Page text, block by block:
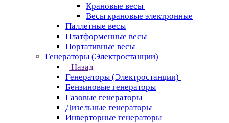
Крановые весы
Весы крановые электронные
Паллетные весы
Платформенные весы
Портативные весы
Генераторы (Электростанции)
Назад
Генераторы (Электростанции)
Бензиновые генераторы
Газовые генераторы
Дизельные генераторы
Инверторные генераторы